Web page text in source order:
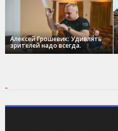
Алексей Грошевик: Удивлять
зрителей надо всегда.